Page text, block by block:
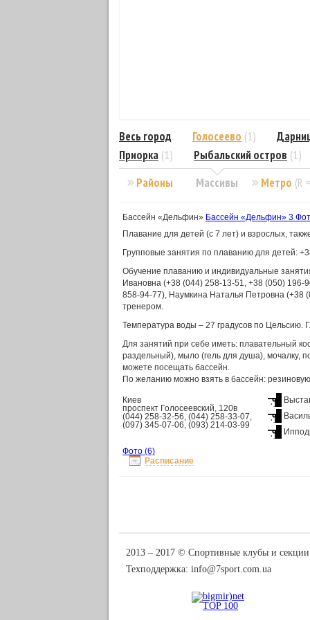
Районы Массивы
Весь город Голосеево (1)
Приорка (1) Рыбальский остров (1)
Метро (R
Бассейн «Дельфин» Бассейн «Дельфин» 3
Плавание для детей (с 7 лет) и взрослых,
Групповые занятия по плаванию для детей:
Обучение плаванию и индивидуальные
Ивановна (+38 (044) 258-13-51, +38 (050)
858-94-77), Наумкина Наталья Петровна (+38
тренером.
Температура воды – 27 градусов по Цельсию.
Для занятий при себе иметь: плавательный
раздельный), мыло (гель для душа), мочалку,
можете посещать бассейн.
По желанию можно взять в бассейн:
Киев
проспект Голосеевский, 120в
(044) 258-32-56, (044) 258-33-07,
(097) 345-07-06, (093) 214-03-99
Фото (6)
Расписание
2013 ‒ 2017 © Спортивные клубы и
Техподдержка: info@7sport.com.ua